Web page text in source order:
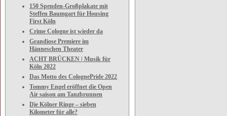
150 Spenden-Großplakate mit
Steffen Baumgart für Housing
First Köln
Crime Cologne ist wieder da
Grandiose Premiere im
Hänneschen Theater
ACHT BRÜCKEN | Musik für
Köln 2022
Das Motto des ColognePride 2022
Tommy Engel eröffnet die Open
Air saison am Tanzbrunnen
Die Kölner Ringe – sieben
Kilometer für alle?